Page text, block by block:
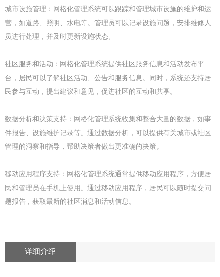
城市设施管理：网格化管理系统可以跟踪和管理城市设施的维护和运
营，如道路、照明、水电等。管理员可以记录设施问题，安排维修人
员进行处理，并及时更新设施状态。
社区服务和活动：网格化管理系统提供社区服务信息和活动发布平
台，居民可以了解社区活动、公告和服务信息。同时，系统还支持居
民参与互动，提出建议和意见，促进社区的互动和共享。
数据分析和决策支持：网格化管理系统收集和整合大量的数据，如事
件报告、设施维护记录等。通过数据分析，可以提供有关城市或社区
管理的洞察和指导，帮助决策者做出更准确的决策。
移动应用程序支持：网格化管理系统通常提供移动应用程序，方便居
民和管理员在手机上使用。通过移动应用程序，居民可以随时提交问
题报告，获取最新的社区消息和活动信息。
详细介绍